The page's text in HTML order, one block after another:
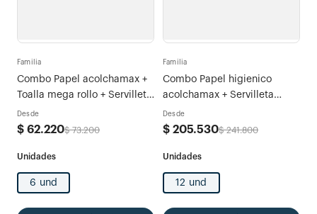
Familia
Combo Papel acolchamax +
Toalla mega rollo + Servilleta
acolchamax
Desde
$ 62.220$ 73.200
6 und
Familia
Combo Papel higienico
acolchamax + Servilleta
acolchamax
Desde
$ 205.530$ 241.800
12 und